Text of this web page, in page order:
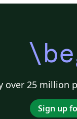
over 25 million
Sign up